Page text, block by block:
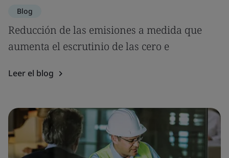
Blog
Reducción de las emisiones a medida que
aumenta el escrutinio de las cero e
Leer el blog